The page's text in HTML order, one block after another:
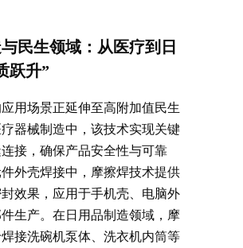
民生领域：从医疗到日
跃升”
用场景正延伸至高附加值民生
器械制造中，该技术实现关键
接，确保产品安全性与可靠
外壳焊接中，摩擦焊技术提供
效果，应用于手机壳、电脑外
生产。在日用品制造领域，摩
接洗碗机泵体、洗衣机内筒等